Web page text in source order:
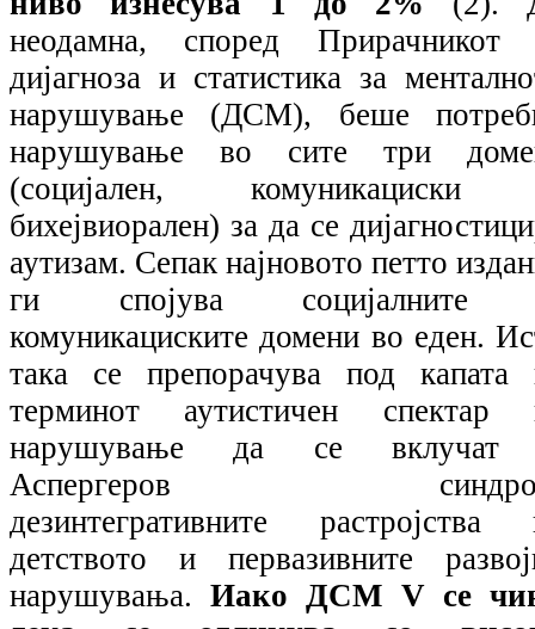
неодамна, според Прирачникот
дијагноза и статистика за
нарушување (ДСМ), беше
нарушување во сите три
(социјален,
бихејвиорален) за да се
аутизам. Сепак најновото петто
ги спојува социјалните
комуникациските домени во еден.
така се препорачува под капата
терминот аутистичен спектар
нарушување да се
Аспергеров
дезинтегративните растројства
детството и первазивните
нарушувања.Иако ДСМ Vсе